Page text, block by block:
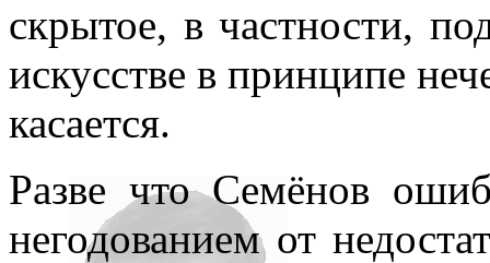
скрытое, в частности,
искусстве в принципе
касается.
Разве что Семёнов
негодованием от